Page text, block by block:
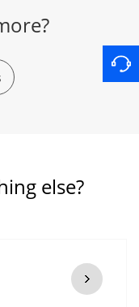
else?